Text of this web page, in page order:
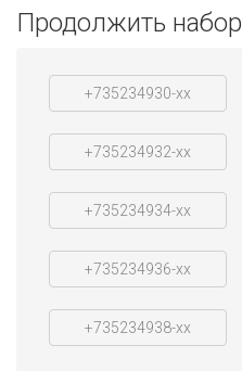
Продолжить набор
+735234930-xx
+735234932-xx
+735234934-xx
+735234936-xx
+735234938-xx